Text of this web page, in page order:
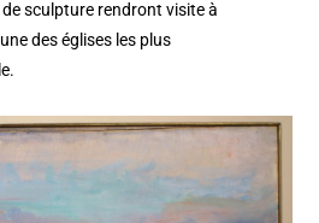
sculpture rendront visite à
des églises les plus